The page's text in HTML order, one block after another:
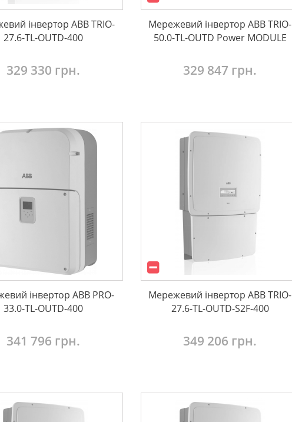
інвертор ABB TRIO-
27.6-TL-OUTD-400
329 330 грн.
Мережевий інвертор ABB TRIO-
50.0-TL-OUTD Power MODULE
329 847 грн.
інвертор ABB PRO-
33.0-TL-OUTD-400
341 796 грн.
Мережевий інвертор ABB TRIO-
27.6-TL-OUTD-S2F-400
349 206 грн.